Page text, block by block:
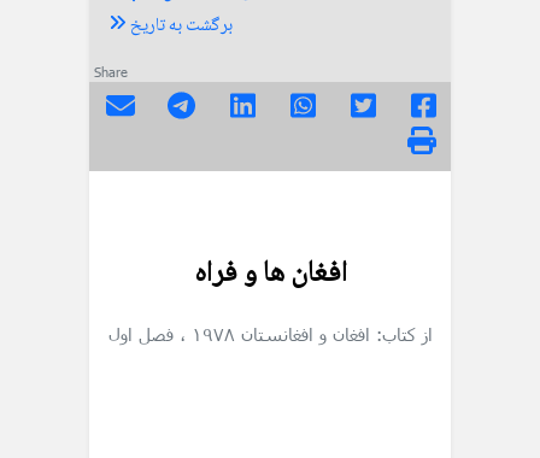
برگشت به تاریخ
Share
افغان ها و فراه
از کتاب: افغان و افغانستان ۱۹۷۸ ، فصل اول